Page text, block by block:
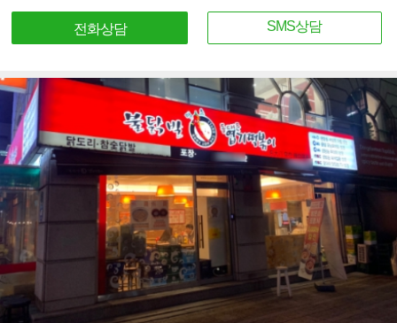
전화상담 SMS상담